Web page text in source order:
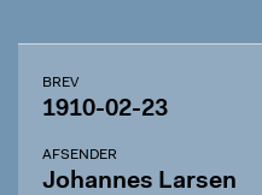
BREV
1910-02-23
AFSENDER
Johannes Larsen